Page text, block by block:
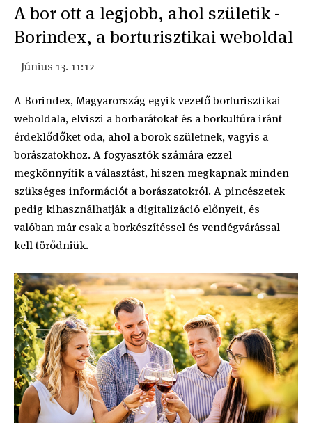
A bor ott a legjobb, ahol születik -
Borindex, a borturisztikai weboldal
Június 13. 11:12
A Borindex, Magyarország egyik vezető borturisztikai
weboldala, elviszi a borbarátokat és a borkultúra iránt
érdeklődőket oda, ahol a borok születnek, vagyis a
borászatokhoz. A fogyasztók számára ezzel
megkönnyítik a választást, hiszen megkapnak minden
szükséges információt a borászatokról. A pincészetek
pedig kihasználhatják a digitalizáció előnyeit, és
valóban már csak a borkészítéssel és vendégvárással
kell törődniük.